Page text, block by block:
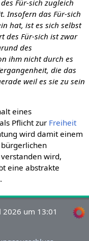
Für-sich zugleich
Insofern das Für-sich
hat, ist es sich selbst
des Für-sich ist zwar
des
ihm nicht durch es
die das
weil es sie zu sein
eines
Pflicht zur Freiheit
wird damit einem
wird,
eine abstrakte
um 13:01